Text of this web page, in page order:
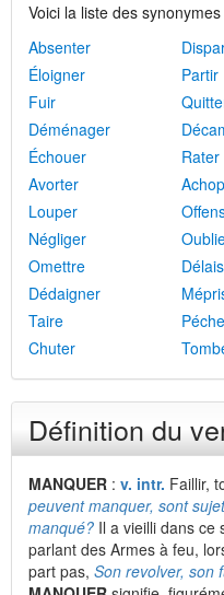
Voici la liste des
Absenter
Éloigner
Partir
Fuir
Déménager
Échouer
Rater
Avorter
Louper
Négliger
Omettre
Dédaigner
Taire
Chuter
Définition du
MANQUER : v. intr. Faillir,
peuvent manquer, sont
manqué? Il a vieilli dans ce
parlant des Armes à feu,
part pas, Son revolver, son